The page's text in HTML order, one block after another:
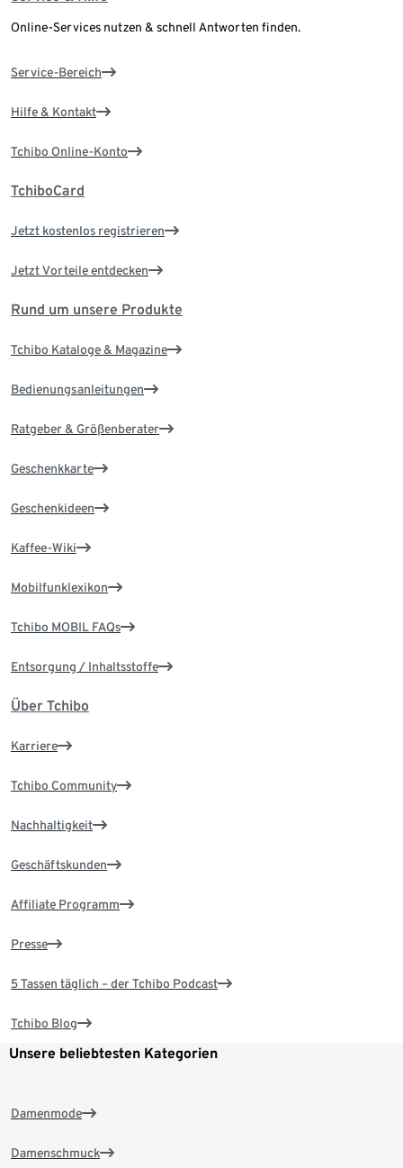
Online-Services nutzen & schnell Antworten finden.
Service-Bereich
Hilfe & Kontakt
Tchibo Online-Konto
TchiboCard
Jetzt kostenlos registrieren
Jetzt Vorteile entdecken
Rund um unsere Produkte
Tchibo Kataloge & Magazine
Bedienungsanleitungen
Ratgeber & Größenberater
Geschenkkarte
Geschenkideen
Kaffee-Wiki
Mobilfunklexikon
Tchibo MOBIL FAQs
Entsorgung / Inhaltsstoffe
Über Tchibo
Karriere
Tchibo Community
Nachhaltigkeit
Geschäftskunden
Affiliate Programm
Presse
5 Tassen täglich – der Tchibo Podcast
Tchibo Blog
Unsere beliebtesten Kategorien
Damenmode
Damenschmuck